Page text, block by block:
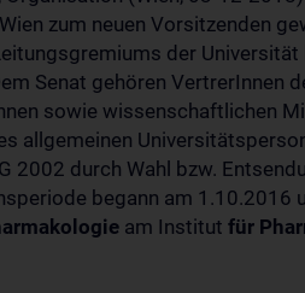
zum neuen Vorsitzenden
der Universität
Senat gehören VertrerInnen
sowie wissenschaftlichen
allgemeinen
2002 durch Wahl bzw.
begann am 1.10.2016
am Institut für